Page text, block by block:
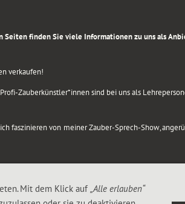
finden Sie viele Informationen zu uns als
verkaufen!
Zauberkünstler*innen sind bei uns als
faszinieren von meiner Zauber-Sprech-Show,
Mit dem Klick auf „Alle erlauben“